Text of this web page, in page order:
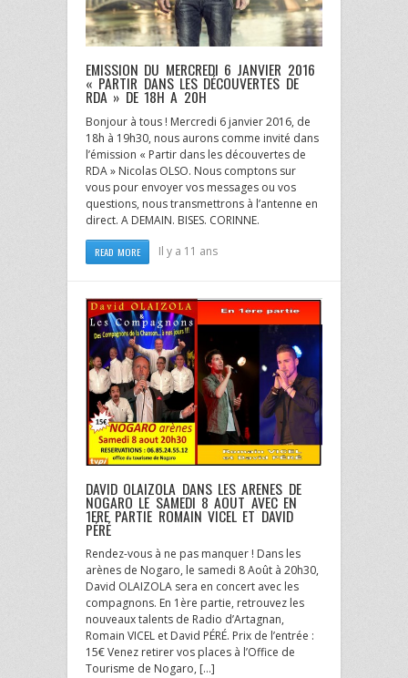
EMISSION DU MERCREDI 6 JANVIER 2016
« PARTIR DANS LES DÉCOUVERTES DE
RDA » DE 18H A 20H
Bonjour à tous ! Mercredi 6 janvier 2016, de
18h à 19h30, nous aurons comme invité dans
l’émission « Partir dans les découvertes de
RDA » Nicolas OLSO. Nous comptons sur
vous pour envoyer vos messages ou vos
questions, nous transmettrons à l’antenne en
direct. A DEMAIN. BISES. CORINNE.
READ MORE Il y a 11 ans
DAVID OLAIZOLA DANS LES ARENES DE
NOGARO LE SAMEDI 8 AOUT AVEC EN
1ERE PARTIE ROMAIN VICEL ET DAVID
PÉRÉ
Rendez-vous à ne pas manquer ! Dans les
arènes de Nogaro, le samedi 8 Août à 20h30,
David OLAIZOLA sera en concert avec les
compagnons. En 1ère partie, retrouvez les
nouveaux talents de Radio d’Artagnan,
Romain VICEL et David PÉRÉ. Prix de l’entrée :
15€ Venez retirer vos places à l’Office de
Tourisme de Nogaro, […]